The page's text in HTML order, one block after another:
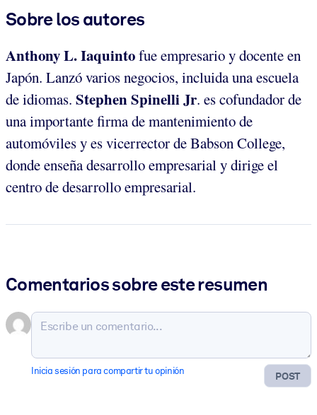
Sobre los autores
Anthony L. Iaquintofue empresario y docente en
Japón. Lanzó varios negocios, incluida una escuela
de idiomas. Stephen Spinelli Jr. es cofundador de
una importante firma de mantenimiento de
automóviles y es vicerrector de Babson College,
donde enseña desarrollo empresarial y dirige el
centro de desarrollo empresarial.
Comentarios sobre este resumen
POST
Inicia sesión para compartir tu opinión